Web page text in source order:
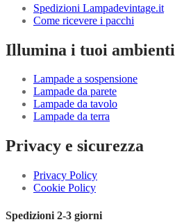
Spedizioni Lampadevintage.it
Come ricevere i pacchi
Illumina i tuoi ambienti
Lampade a sospensione
Lampade da parete
Lampade da tavolo
Lampade da terra
Privacy e sicurezza
Privacy Policy
Cookie Policy
Spedizioni 2-3 giorni